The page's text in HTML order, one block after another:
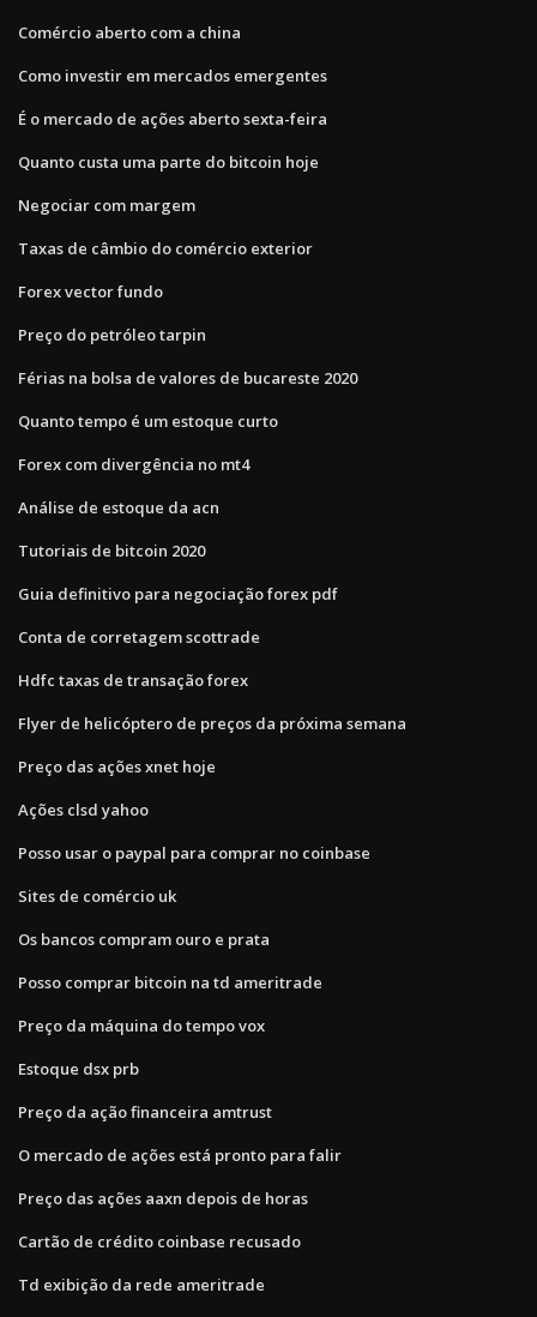
Comércio aberto com a china
Como investir em mercados emergentes
É o mercado de ações aberto sexta-feira
Quanto custa uma parte do bitcoin hoje
Negociar com margem
Taxas de câmbio do comércio exterior
Forex vector fundo
Preço do petróleo tarpin
Férias na bolsa de valores de bucareste 2020
Quanto tempo é um estoque curto
Forex com divergência no mt4
Análise de estoque da acn
Tutoriais de bitcoin 2020
Guia definitivo para negociação forex pdf
Conta de corretagem scottrade
Hdfc taxas de transação forex
Flyer de helicóptero de preços da próxima semana
Preço das ações xnet hoje
Ações clsd yahoo
Posso usar o paypal para comprar no coinbase
Sites de comércio uk
Os bancos compram ouro e prata
Posso comprar bitcoin na td ameritrade
Preço da máquina do tempo vox
Estoque dsx prb
Preço da ação financeira amtrust
O mercado de ações está pronto para falir
Preço das ações aaxn depois de horas
Cartão de crédito coinbase recusado
Td exibição da rede ameritrade